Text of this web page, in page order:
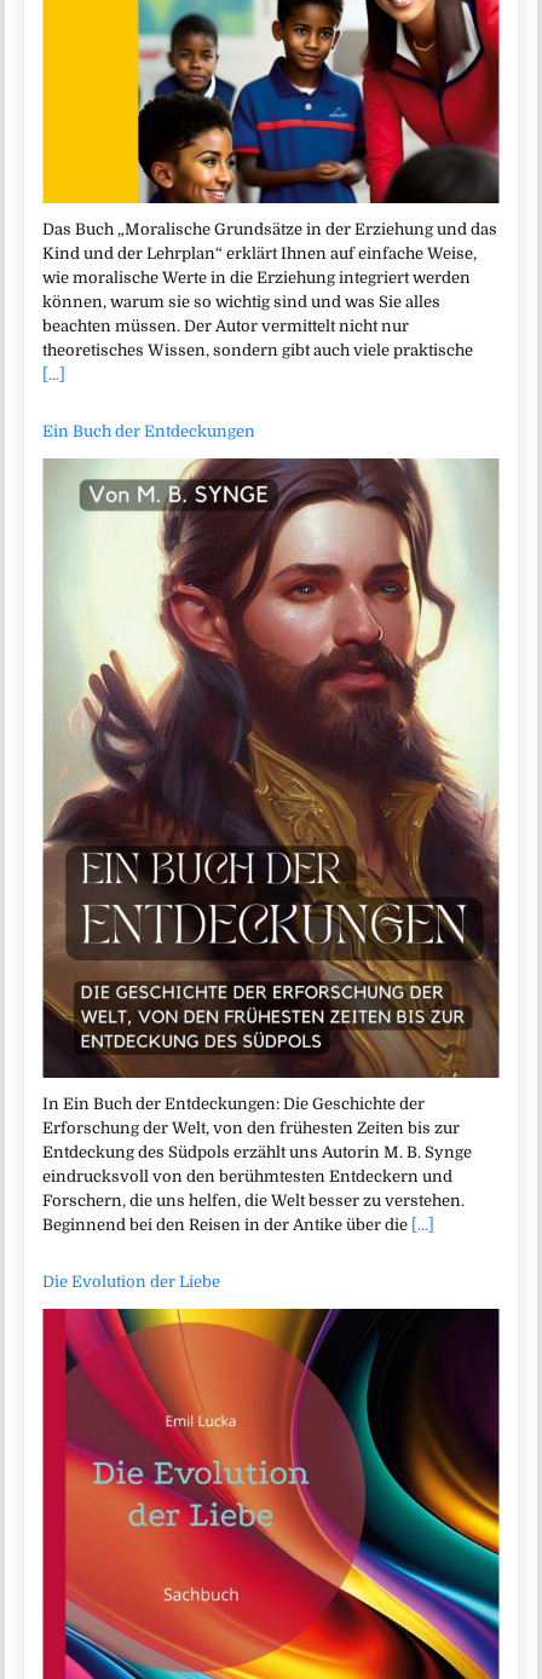
Das Buch „Moralische Grundsätze in der Erziehung und das
Kind und der Lehrplan“ erklärt Ihnen auf einfache Weise,
wie moralische Werte in die Erziehung integriert werden
können, warum sie so wichtig sind und was Sie alles
beachten müssen. Der Autor vermittelt nicht nur
theoretisches Wissen, sondern gibt auch viele praktische
[...]
Ein Buch der Entdeckungen
In Ein Buch der Entdeckungen: Die Geschichte der
Erforschung der Welt, von den frühesten Zeiten bis zur
Entdeckung des Südpols erzählt uns Autorin M. B. Synge
eindrucksvoll von den berühmtesten Entdeckern und
Forschern, die uns helfen, die Welt besser zu verstehen.
Beginnend bei den Reisen in der Antike über die [...]
Die Evolution der Liebe